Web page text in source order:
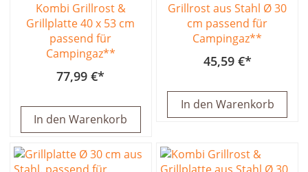
Kombi Grillrost &
Grillplatte 40 x 53 cm
passend für
Campingaz**
77,99 €
In den Warenkorb
Grillrost aus Stahl Ø 30
cm passend für
Campingaz**
45,59 €
In den Warenkorb